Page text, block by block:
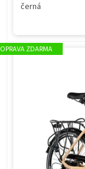
černá
ZDARMA